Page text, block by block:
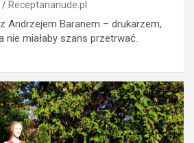
Receptananude.pl
Andrzejem Baranem – drukarzem,
nie miałaby szans przetrwać.